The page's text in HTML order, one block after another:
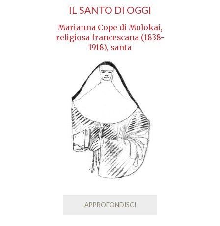
IL SANTO DI OGGI
Marianna Cope di Molokai,
religiosa francescana (1838-
1918), santa
APPROFONDISCI